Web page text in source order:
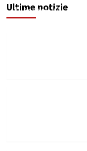
Ultime notizie
Redazione 12/06/2026